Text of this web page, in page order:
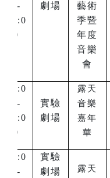
0-
17:0
0
劇場
藝術
季暨
年度
音樂
會
16:0
0-
17:0
0
實驗
劇場
露天
音樂
嘉年
華
16:0
0-
實驗
劇場
露天